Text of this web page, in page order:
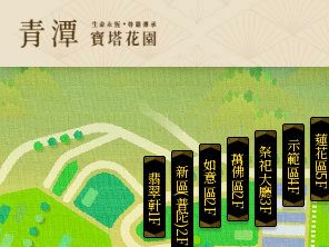
翡翠軒1F 新區(普陀)2F 如意區2F 萬佛區2F 祭祀大廳3F 示範區4F 蓮花區5F